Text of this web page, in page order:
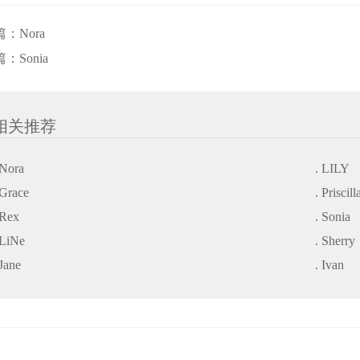
： Nora
Sonia
关推荐
. LILY
.
. Sonia
. Sherry
. Ivan